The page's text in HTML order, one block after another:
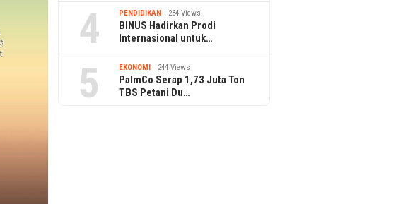
4 PENDIDIKAN 284 Views
BINUS Hadirkan Prodi
Internasional untuk…
5 EKONOMI 244 Views
PalmCo Serap 1,73 Juta Ton
TBS Petani Du…